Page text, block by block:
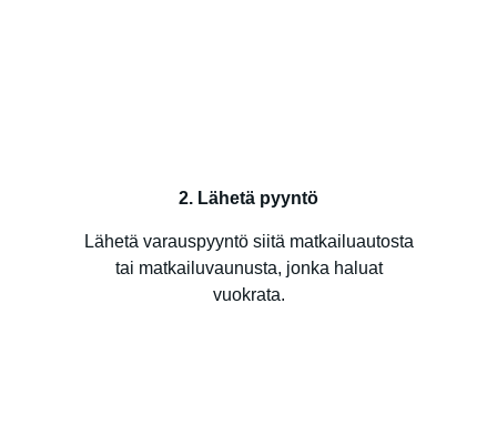
2. Lähetä pyyntö
Lähetä varauspyyntö siitä matkailuautosta
tai matkailuvaunusta, jonka haluat
vuokrata.